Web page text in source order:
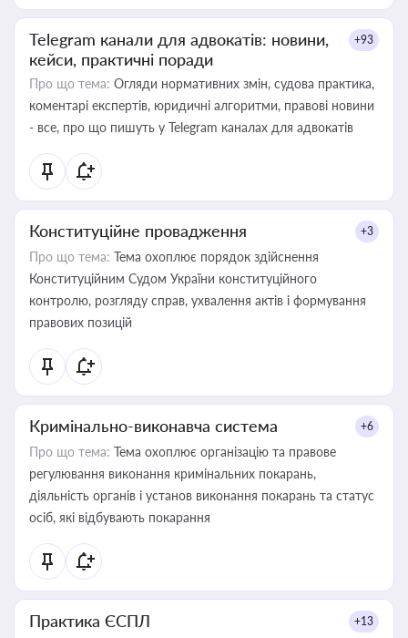
Telegram канали для адвокатів: новини,
кейси, практичні поради
+93
Про що тема: Огляди нормативних змін, судова практика,
коментарі експертів, юридичні алгоритми, правові новини
- все, про що пишуть у Telegram каналах для адвокатів
Конституційне провадження +3
Про що тема: Тема охоплює порядок здійснення
Конституційним Судом України конституційного
контролю, розгляду справ, ухвалення актів і формування
правових позицій
Кримінально-виконавча система +6
Про що тема: Тема охоплює організацію та правове
регулювання виконання кримінальних покарань,
діяльність органів і установ виконання покарань та статус
осіб, які відбувають покарання
Практика ЄСПЛ +13